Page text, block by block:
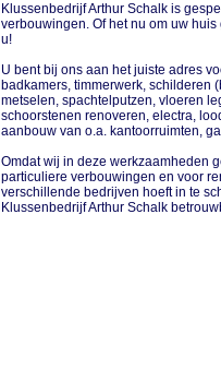
Klussenbedrijf Arthur Schalk is
verbouwingen. Of het nu om uw
u!
U bent bij ons aan het juiste adres
badkamers, timmerwerk, schilderen
metselen, spachtelputzen, vloeren
schoorstenen renoveren, electra,
aanbouw van o.a. kantoorruimten,
Omdat wij in deze werkzaamheden
particuliere verbouwingen en voor
verschillende bedrijven hoeft in te
Klussenbedrijf Arthur Schalk